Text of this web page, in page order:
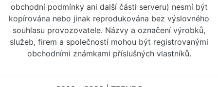
obchodní podmínky ani další části serveru) nesmí být
kopírována nebo jinak reprodukována bez výslovného
souhlasu provozovatele. Názvy a označení výrobků,
služeb, firem a společností mohou být registrovanými
obchodními známkami příslušných vlastníků.